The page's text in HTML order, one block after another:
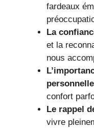
fardeaux
La
et la
nous
personnelle
confort
Le rappel
vivre